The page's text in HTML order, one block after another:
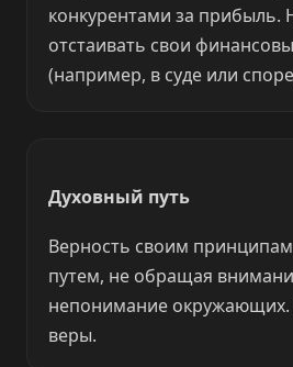
конкурентами за прибыль.
отстаивать свои
(например, в суде или
Духовный путь
Верность своим
путем, не обращая
непонимание
веры.